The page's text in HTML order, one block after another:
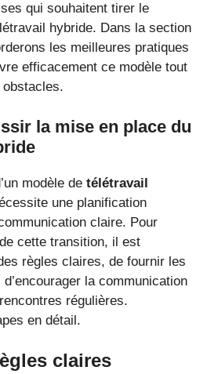
qui souhaitent tirer le
hybride. Dans la section
les meilleures pratiques
efficacement ce modèle tout
la mise en place du
modèle de télétravail
une planification
claire. Pour
cette transition, il est
règles claires, de fournir les
la communication
régulières.
en détail.
claires